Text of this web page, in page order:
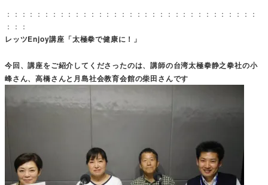
：：：：：：：：：：：：：：：：：：：：：：：：：：：：：：：：：
：：：
レッツEnjoy講座「太極拳で健康に！」
今回、講座をご紹介してくださったのは、講師の台湾太極拳静之拳社の小
峰さん、高橋さんと月島社会教育会館の柴田さんです